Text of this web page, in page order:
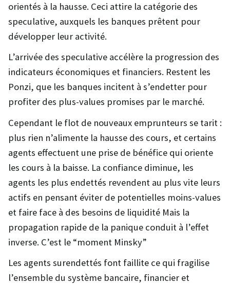
orientés à la hausse. Ceci attire la catégorie des
speculative, auxquels les banques prêtent pour
développer leur activité.
L’arrivée des speculative accélère la progression des
indicateurs économiques et financiers. Restent les
Ponzi, que les banques incitent à s’endetter pour
profiter des plus-values promises par le marché.
Cependant le flot de nouveaux emprunteurs se tarit :
plus rien n’alimente la hausse des cours, et certains
agents effectuent une prise de bénéfice qui oriente
les cours à la baisse. La confiance diminue, les
agents les plus endettés revendent au plus vite leurs
actifs en pensant éviter de potentielles moins-values
et faire face à des besoins de liquidité Mais la
propagation rapide de la panique conduit à l’effet
inverse. C’est le “moment Minsky”
Les agents surendettés font faillite ce qui fragilise
l’ensemble du système bancaire, financier et